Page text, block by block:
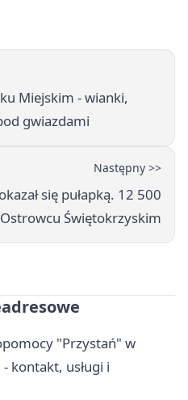
Miejskim - wianki,
gwiazdami
Następny >>
się pułapką. 12 500
Świętokrzyskim
"Przystań" w
kontakt, usługi i